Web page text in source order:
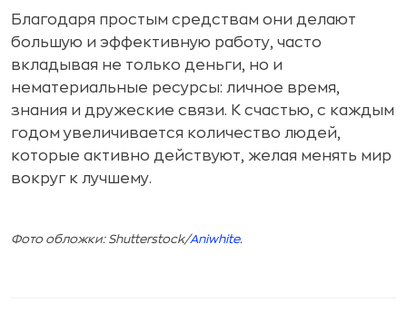
Благодаря простым средствам они делают
большую и эффективную работу, часто
вкладывая не только деньги, но и
нематериальные ресурсы: личное время,
знания и дружеские связи. К счастью, с каждым
годом увеличивается количество людей,
которые активно действуют, желая менять мир
вокруг к лучшему.
Фото обложки: Shutterstock/Aniwhite.